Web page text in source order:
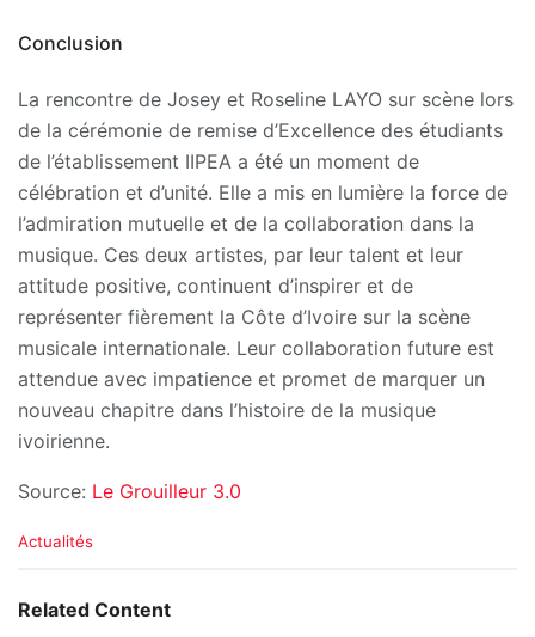
Conclusion
La rencontre de Josey et Roseline LAYO sur scène lors
de la cérémonie de remise d’Excellence des étudiants
de l’établissement IIPEA a été un moment de
célébration et d’unité. Elle a mis en lumière la force de
l’admiration mutuelle et de la collaboration dans la
musique. Ces deux artistes, par leur talent et leur
attitude positive, continuent d’inspirer et de
représenter fièrement la Côte d’Ivoire sur la scène
musicale internationale. Leur collaboration future est
attendue avec impatience et promet de marquer un
nouveau chapitre dans l’histoire de la musique
ivoirienne.
Source: Le Grouilleur 3.0
C
e
Actualités
Related Content